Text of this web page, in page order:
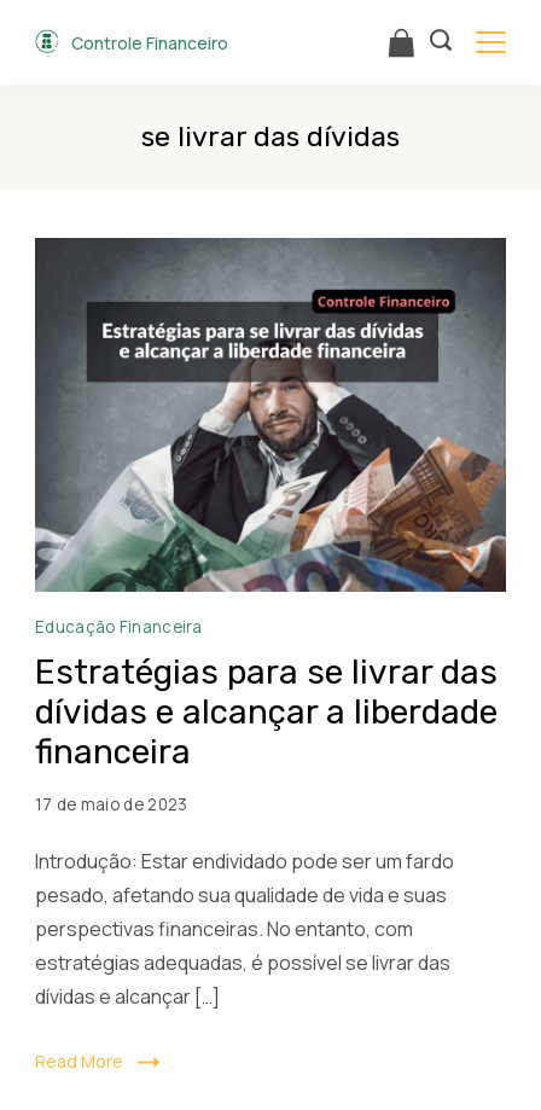
Controle Financeiro
se livrar das dívidas
Estratégias
se
livrar
das
e
a
liberdade
financeira
Educação Financeira
Estratégias para se livrar das
dívidas e alcançar a liberdade
financeira
17 de maio de 2023
Introdução: Estar endividado pode ser um fardo
pesado, afetando sua qualidade de vida e suas
perspectivas financeiras. No entanto, com
estratégias adequadas, é possível se livrar das
dívidas e alcançar […]
Read More